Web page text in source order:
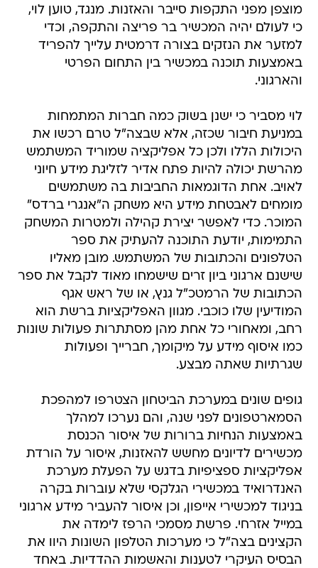
מוצפן מפני התקפות סייבר והאזנות. מנגד, טוען לוי,
כי לעולם יהיה המכשיר בר פריצה והתקפה, וכדי
למזער את הנזקים בצורה דרמטית עלייך להפריד
באמצעות תוכנה במכשיר בין התחום הפרטי
והארגוני.
לוי מסביר כי ישנן בשוק כמה חברות המתמחות
במניעת חיבור שכזה, אלא שבצה"ל טרם רכשו את
היכולות הללו ולכן כל אפליקציה שמוריד המשתמש
מהרשת יכולה להיות פתח אדיר לזליגת מידע חיוני
לאויב. אחת הדוגמאות החביבות בה משתמשים
מומחים לאבטחת מידע היא משחק ה"אנגרי ברדס"
המוכר. כדי לאפשר יצירת קהילה ולמטרות המשחק
התמימות, יודעת התוכנה להעתיק את ספר
הטלפונים והכתובות של המשתמש. מובן מאליו
שישנם ארגוני ביון זרים שישמחו מאוד לקבל את ספר
הכתובות של הרמטכ"ל גנץ, או של ראש אגף
המודיעין שלו כוכבי. מגוון האפליקציות ברשת הוא
רחב, ומאחורי כל אחת מהן מסתתרות פעולות שונות
כמו איסוף מידע על מיקומך, חברייך ופעולות
שגרתיות שאתה מבצע.
גופים שונים במערכת הביטחון הצטרפו למהפכת
הסמארטפונים לפני שנה, והם נערכו למהלך
באמצעות הנחיות ברורות של איסור הכנסת
מכשירים לדיונים מחשש להאזנות, איסור על הורדת
אפליקציות ספציפיות בדגש על הפעלת מערכת
האנדרואיד במכשירי הגלקסי שלא עוברות בקרה
בניגוד למכשירי אייפון, וכן איסור להעביר מידע ארגוני
במייל אזרחי. פרשת מסמכי הרפז לימדה את
הקצינים בצה"ל כי מערכות הטלפון השונות היוו את
הבסיס העיקרי לטענות והאשמות ההדדיות. באחד